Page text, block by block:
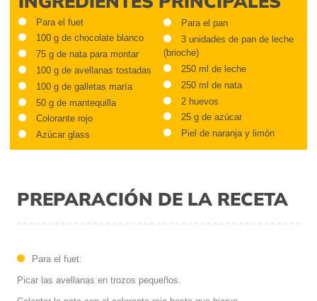
Para el fuet
100 g de chocolate blanco
75 g de nata para montar
100 g de avellanas tostadas
100 g de galletas maría
50 g de mantequilla
Colorante rojo
Azúcar glass
Para el pan
3 unidades de pan de leche
(brioche)
250 ml de leche
250 ml de nata
2 huevos
25 g de azúcar
Piel de naranja y limón
PREPARACIÓN DE LA RECETA
Para el fuet:
Picar las avellanas en trozos pequeños.